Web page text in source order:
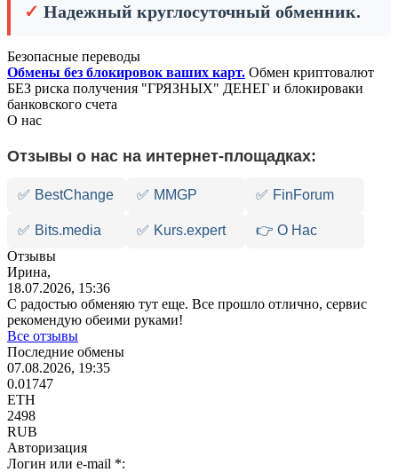
✓ Надежный круглосуточный обменник.
Безопасные переводы
Обмены без блокировок ваших карт. Обмен криптовалют
БЕЗ риска получения "ГРЯЗНЫХ" ДЕНЕГ и блокироваки
банковского счета
О нас
Отзывы о нас на интернет-площадках:
✅ BestChange ✅ MMGP ✅ FinForum
✅ Bits.media ✅ Kurs.expert
👉 О Нас
Отзывы
Ирина,
18.07.2026, 15:36
С радостью обменяю тут еще. Все прошло отлично, сервис
рекомендую обеими руками!
Все отзывы
Последние обмены
07.08.2026, 19:35
0.01747
ETH
2498
RUB
Авторизация
Логин или e-mail *: